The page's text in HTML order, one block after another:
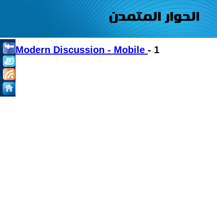
Modern Discussion - Mobile - 1